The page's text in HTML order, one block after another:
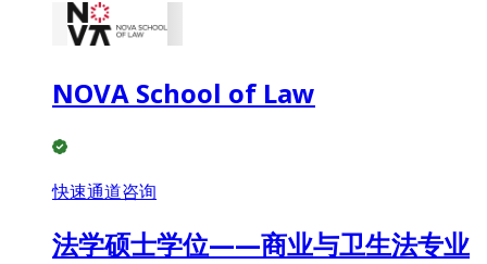
NOVA School of Law
快速通道咨询
法学硕士学位——商业与卫生法专业